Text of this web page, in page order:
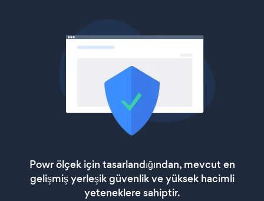
Powr ölçek için tasarlandığından, mevcut en
gelişmiş yerleşik güvenlik ve yüksek hacimli
yeteneklere sahiptir.